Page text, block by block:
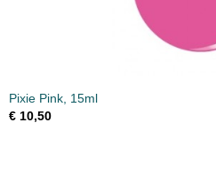
Pixie Pink, 15ml
€ 10,50